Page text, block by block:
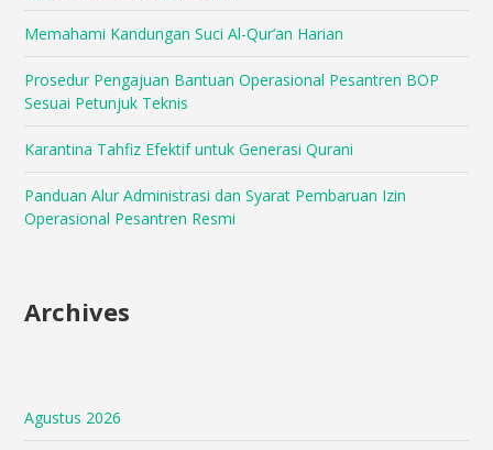
Memahami Kandungan Suci Al-Qur’an Harian
Prosedur Pengajuan Bantuan Operasional Pesantren BOP
Sesuai Petunjuk Teknis
Karantina Tahfiz Efektif untuk Generasi Qurani
Panduan Alur Administrasi dan Syarat Pembaruan Izin
Operasional Pesantren Resmi
Archives
Agustus 2026